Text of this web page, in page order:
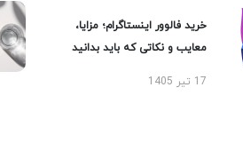
خرید فالوور اینستاگرام؛ مزایا،
معایب و نکاتی که باید بدانید
17 تیر 1405